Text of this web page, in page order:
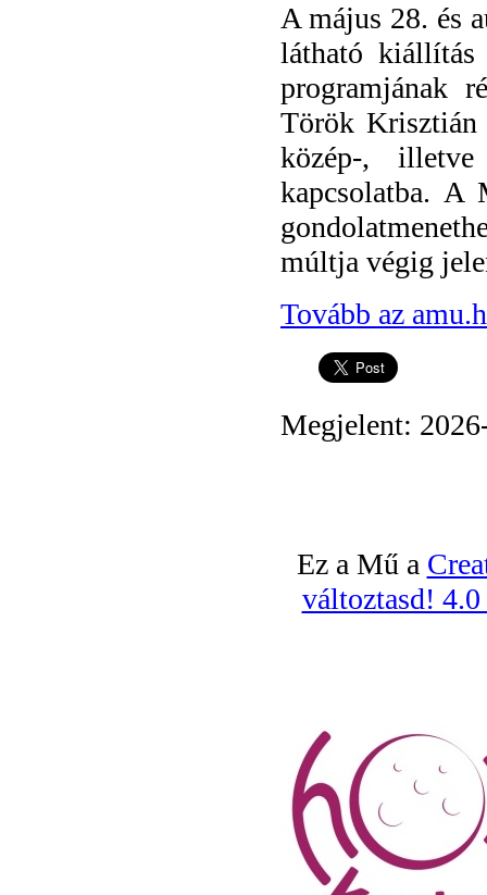
A május 28. és
látható kiállítás
programjának
Török Krisztián
közép-,
kapcsolatba. A
múltja végig
Tovább az
Megjelent:
Ez a Mű a
változtasd!